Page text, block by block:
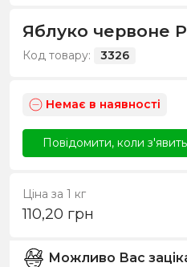
Яблуко червоне
Код товару: 3326
Немає в наявності
Повідомити, коли
Ціна за 1 кг
110,20 грн
Можливо Вас